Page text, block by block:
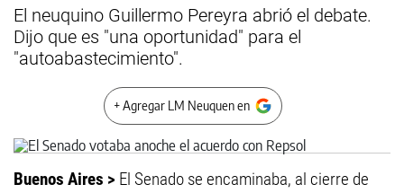
El neuquino Guillermo Pereyra abrió el debate.
Dijo que es "una oportunidad" para el
"autoabastecimiento".
+ Agregar LM Neuquen en
Buenos Aires > El Senado se encaminaba, al cierre de